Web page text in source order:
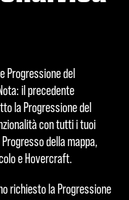
Progressione del
il precedente
la Progressione del
con tutti i tuoi
della mappa,
e Hovercraft.
richiesto la Progressione